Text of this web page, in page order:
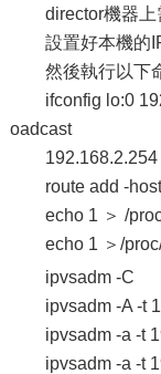
director機器上
設置好本機的IP
然後執行以下命
ifconfig lo:0
oadcast
192.168.2.254
route add -host
echo 1 ＞ /proc/
echo 1 ＞/proc/
ipvsadm -C
ipvsadm -A -t
ipvsadm -a -t
ipvsadm -a -t